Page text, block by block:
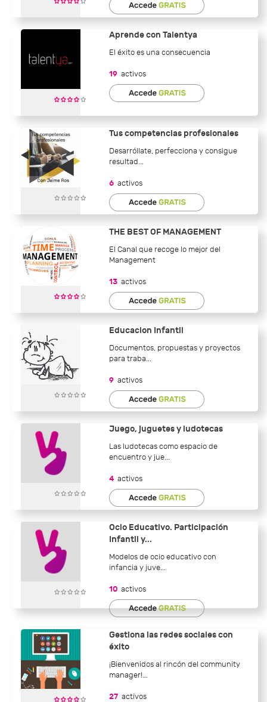
Aprende con Talentya
El éxito es una consecuencia
19 activos
Tus competencias profesionales
Desarróllate, perfecciona y consigue
resultad...
6 activos
THE BEST OF MANAGEMENT
El Canal que recoge lo mejor del
Management
13 activos
Educacion Infantil
Documentos, propuestas y proyectos
para traba...
9 activos
Juego, juguetes y ludotecas
Las ludotecas como espacio de
encuentro y jue...
4 activos
Ocio Educativo. Participación
Infantil y...
Modelos de ocio educativo con
infancia y juve...
10 activos
Gestiona las redes sociales con
éxito
¡Bienvenidos al rincón del community
manager!...
27 activos